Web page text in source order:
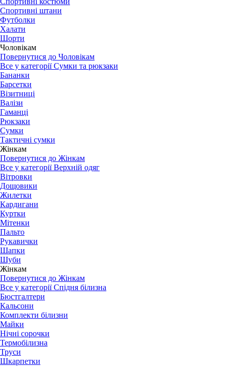
Спортивні штани
Футболки
Халати
Шорти
Чоловікам
Повернутися до Чоловікам
Все у категорії Сумки та рюкзаки
Бананки
Барсетки
Візитниці
Валізи
Гаманці
Рюкзаки
Сумки
Тактичні сумки
Жінкам
Повернутися до Жінкам
Все у категорії Верхній одяг
Вітровки
Дощовики
Жилетки
Кардигани
Куртки
Мітенки
Пальто
Рукавички
Шапки
Шуби
Жінкам
Повернутися до Жінкам
Все у категорії Спідня білизна
Бюстгалтери
Кальсони
Комплекти білизни
Майки
Нічні сорочки
Термобілизна
Труси
Шкарпетки